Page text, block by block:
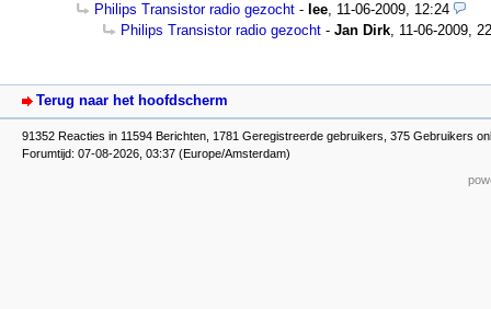
Philips Transistor radio gezocht - lee, 11-06-2009, 12:24
Philips Transistor radio gezocht - Jan Dirk, 11-06-2009,
Terug naar het hoofdscherm
91352 Reacties in 11594 Berichten, 1781 Geregistreerde gebruikers, 375 Gebruikers
Forumtijd: 07-08-2026, 03:37 (Europe/Amsterdam)